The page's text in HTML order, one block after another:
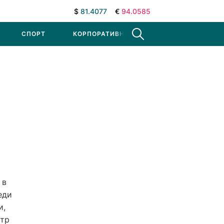
$ 81.4077 € 94.0585
СПОРТ КОРПОРАТИВНЫЕ НОВОСТИ
в